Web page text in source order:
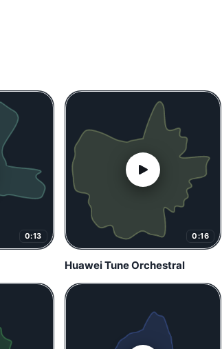
0:13 0:16
Huawei Tune Orchestral